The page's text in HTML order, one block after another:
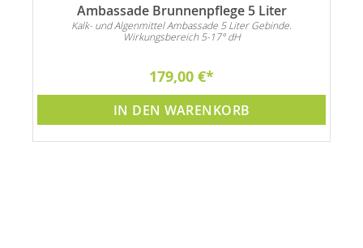
Ambassade Brunnenpflege 5 Liter
Kalk- und Algenmittel Ambassade 5 Liter Gebinde.
Wirkungsbereich 5-17° dH
179,00 €
IN DEN WARENKORB